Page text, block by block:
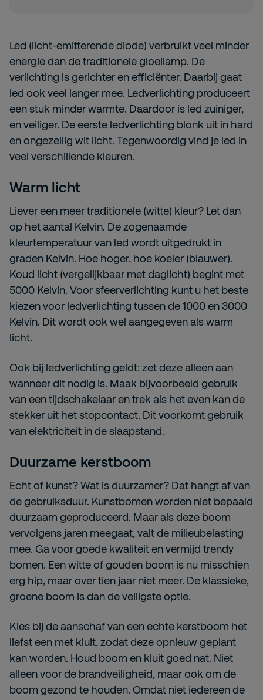
Led (licht-emitterende diode) verbruikt veel minder
energie dan de traditionele gloeilamp. De
verlichting is gerichter en efficiënter. Daarbij gaat
led ook veel langer mee. Ledverlichting produceert
een stuk minder warmte. Daardoor is led zuiniger,
en veiliger. De eerste ledverlichting blonk uit in hard
en ongezellig wit licht. Tegenwoordig vind je led in
veel verschillende kleuren.
Warm licht
Liever een meer traditionele (witte) kleur? Let dan
op het aantal Kelvin. De zogenaamde
kleurtemperatuur van led wordt uitgedrukt in
graden Kelvin. Hoe hoger, hoe koeler (blauwer).
Koud licht (vergelijkbaar met daglicht) begint met
5000 Kelvin. Voor sfeerverlichting kunt u het beste
kiezen voor ledverlichting tussen de 1000 en 3000
Kelvin. Dit wordt ook wel aangegeven als warm
licht.
Ook bij ledverlichting geldt: zet deze alleen aan
wanneer dit nodig is. Maak bijvoorbeeld gebruik
van een tijdschakelaar en trek als het even kan de
stekker uit het stopcontact. Dit voorkomt gebruik
van elektriciteit in de slaapstand.
Duurzame kerstboom
Echt of kunst? Wat is duurzamer? Dat hangt af van
de gebruiksduur. Kunstbomen worden niet bepaald
duurzaam geproduceerd. Maar als deze boom
vervolgens jaren meegaat, valt de milieubelasting
mee. Ga voor goede kwaliteit en vermijd trendy
bomen. Een witte of gouden boom is nu misschien
erg hip, maar over tien jaar niet meer. De klassieke,
groene boom is dan de veiligste optie.
Kies bij de aanschaf van een echte kerstboom het
liefst een met kluit, zodat deze opnieuw geplant
kan worden. Houd boom en kluit goed nat. Niet
alleen voor de brandveiligheid, maar ook om de
boom gezond te houden. Omdat niet iedereen de